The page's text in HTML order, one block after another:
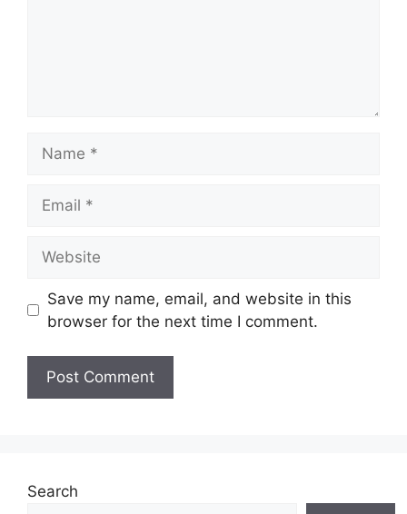
Save my name, email, and website in this
browser for the next time I comment.
Search